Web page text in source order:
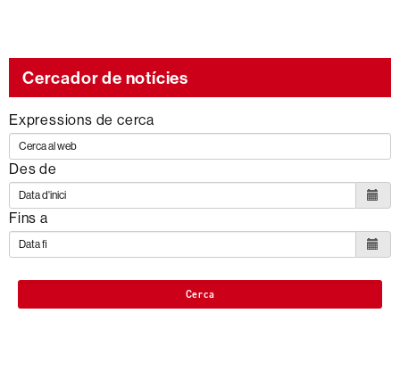
Cercador de notícies
Expressions de cerca
Des de
Fins a
Cerca